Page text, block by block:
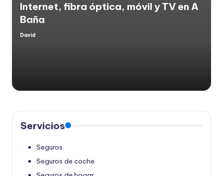
Internet, fibra óptica, móvil y TV en A
Baña
Publicado
David
Servicios
Seguros
Seguros de coche